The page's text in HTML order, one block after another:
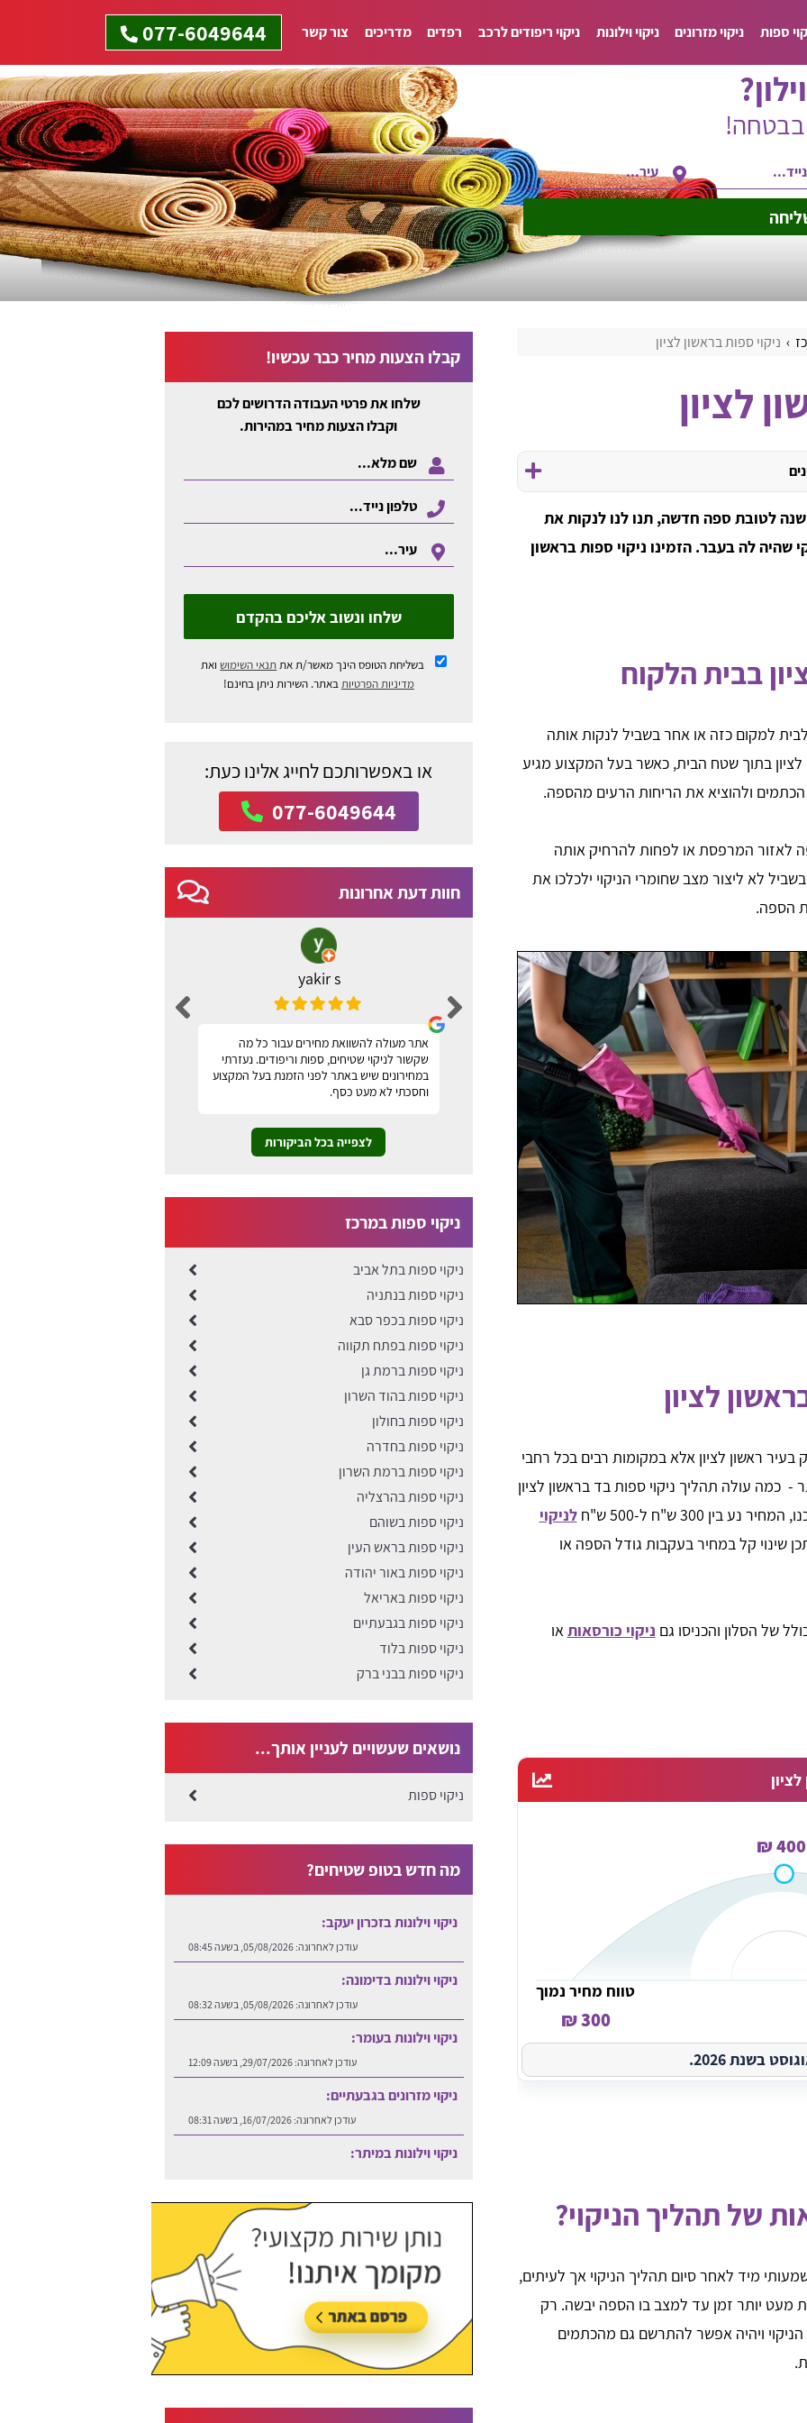
ספות ניקוי מזרונים ניקוי וילונות ניקוי ריפודים לרכב רפדים מדריכים צור קשר 077-6049644
ניקוי ספות בראשון לציון
לציון
לטובת ספה חדשה, תנו לנו לנקות את
לה בעבר. הזמינו ניקוי ספות בראשון
בבית הלקוח
למקום כזה או אחר בשביל לנקות אותה
לציון בתוך שטח הבית, כאשר בעל המקצוע מגיע
ולהוציא את הריחות הרעים מהספה.
לאזור המרפסת או לפחות להרחיק אותה
לא ליצור מצב שחומרי הניקוי ילכלכו את
הספה.
לציון
ראשון לציון אלא במקומות רבים בכל רחבי
כמה עולה תהליך ניקוי ספות בד בראשון לציון
300 ש"ח ל-500 ש"ח
לניקוי
שינוי קל במחיר בעקבות גודל הספה או
של הסלון והכניסו גם ניקוי כורסאותאו
400 ₪
טווח מחיר נמוך
300 ₪
בשנת 2026.
של תהליך הניקוי?
מיד לאחר סיום תהליך הניקוי אך לעיתים,
מעט יותר זמן עד למצב בו הספה יבשה. רק
ויהיה אפשר להתרשם גם מהכתמים
קבלו הצעות מחיר כבר עכשיו!
שלחו את פרטי העבודה הדרושים לכם
וקבלו הצעות מחיר במהירות.
שלחו ונשוב אליכם בהקדם
בשליחת הטופס הינך מאשר/ת את תנאי השימושואת
מדיניות הפרטיותבאתר. השירות ניתן בחינם!
או באפשרותכם לחייג אלינו כעת:
077-6049644
חוות דעת אחרונות
yakir s
אתר מעולה להשוואת מחירים עבור כל מה
שקשור לניקוי שטיחים, ספות וריפודים. נעזרתי
במחירונים שיש באתר לפני הזמנת בעל המקצוע
וחסכתי לא מעט כסף.
Moti Faragian
הייתי זקוק לניקוי של שטיחים במשרד ומצאתי
חברה מעולה דרך פורטל טופ שטיחים, תודה על
העזרה! מוטי
לצפייה בכל הביקורות
ניקוי ספות במרכז
ניקוי ספות בתל אביב
​ניקוי ספות בנתניה
ניקוי ספות בכפר סבא
ניקוי ספות בפתח תקווה
ניקוי ספות ברמת גן
ניקוי ספות בהוד השרון
ניקוי ספות בחולון
ניקוי ספות בחדרה
ניקוי ספות ברמת השרון
ניקוי ספות בהרצליה
ניקוי ספות בשוהם
ניקוי ספות בראש העין
ניקוי ספות באור יהודה
ניקוי ספות באריאל
ניקוי ספות בגבעתיים
ניקוי ספות בלוד
ניקוי ספות בבני ברק
נושאים שעשויים לעניין אותך...
ניקוי ספות
מה חדש בטופ שטיחים?
ניקוי וילונות בזכרון יעקב:
עודכן לאחרונה:05/08/2026, בשעה 08:45
ניקוי וילונות בדימונה:
עודכן לאחרונה:05/08/2026, בשעה 08:32
ניקוי וילונות בעומר:
עודכן לאחרונה:29/07/2026, בשעה 12:09
ניקוי מזרונים בגבעתיים:
עודכן לאחרונה:16/07/2026, בשעה 08:31
ניקוי וילונות במיתר: